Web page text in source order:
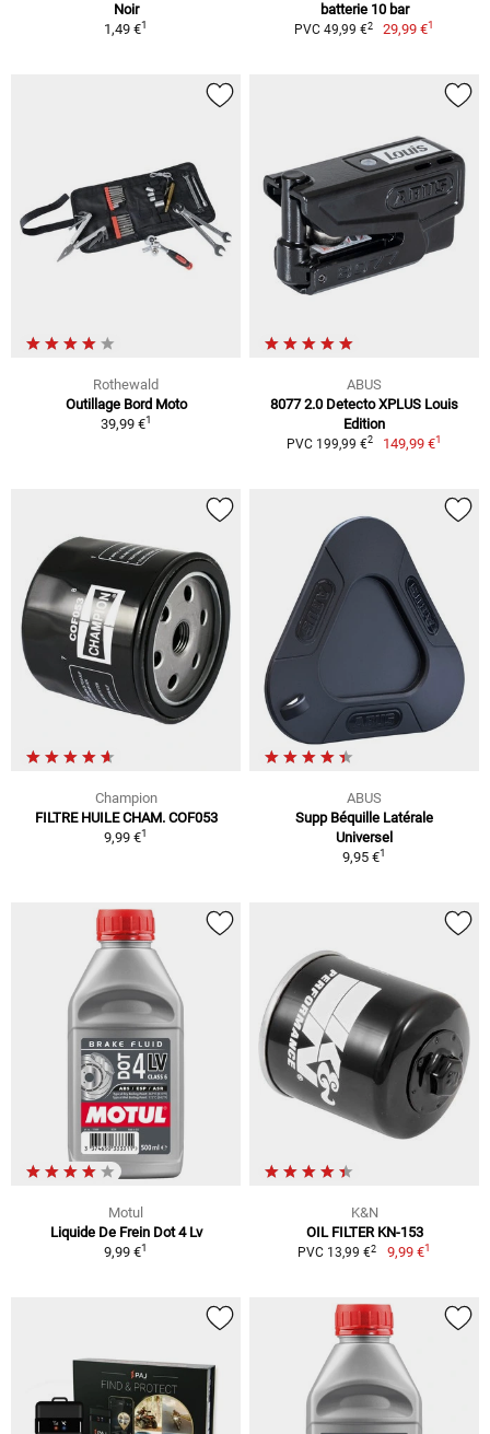
Noir
1,49 €1
batterie 10 bar
PVC 49,99 €2 29,99 €1
Rothewald
Outillage Bord Moto
39,99 €1
ABUS
8077 2.0 Detecto XPLUS Louis
Edition
PVC 199,99 €2 149,99 €1
Champion
FILTRE HUILE CHAM. COF053
9,99 €1
ABUS
Supp Béquille Latérale
Universel
9,95 €1
Motul
Liquide De Frein Dot 4 Lv
9,99 €1
K&N
OIL FILTER KN-153
PVC 13,99 €2 9,99 €1